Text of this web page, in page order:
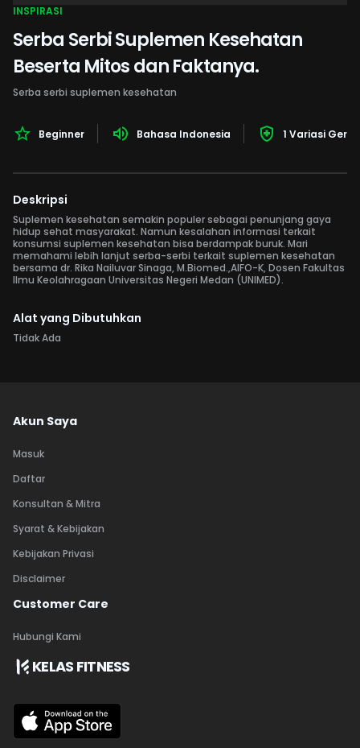
INSPIRASI
Serba Serbi Suplemen Kesehatan
Beserta Mitos dan Faktanya.
Serba serbi suplemen kesehatan
Beginner Bahasa Indonesia 1 Variasi
Deskripsi
Suplemen kesehatan semakin populer sebagai penunjang gaya
hidup sehat masyarakat. Namun kesalahan informasi terkait
konsumsi suplemen kesehatan bisa berdampak buruk. Mari
memahami lebih lanjut serba-serbi terkait suplemen kesehatan
bersama dr. Rika Nailuvar Sinaga, M.Biomed.,AIFO-K, Dosen Fakultas
Ilmu Keolahragaan Universitas Negeri Medan (UNIMED).
Alat yang Dibutuhkan
Tidak Ada
Akun Saya
Masuk
Daftar
Konsultan & Mitra
Syarat & Kebijakan
Kebijakan Privasi
Disclaimer
Customer Care
Hubungi Kami
KELAS FITNESS